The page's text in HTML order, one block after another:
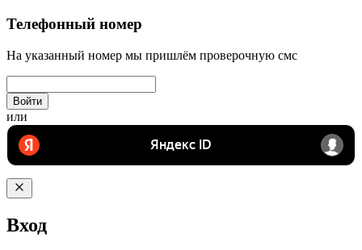
Телефонный номер
На указанный номер мы пришлём проверочную смс
Войти
или
Вход